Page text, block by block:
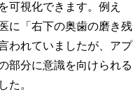
可視化できます。例え
に「右下の奥歯の磨き残
われていましたが、アプ
部分に意識を向けられる
た。